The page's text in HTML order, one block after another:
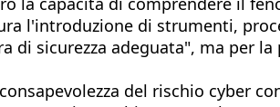
l'introduzione di strumenti,
di sicurezza adeguata", ma per
del rischio cyber